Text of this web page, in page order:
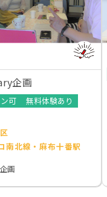
企画
可
無料体験あり
南北線・麻布十番駅
画